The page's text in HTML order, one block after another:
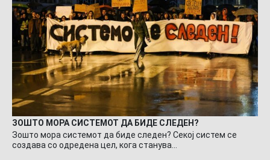
ЗОШТО МОРА СИСТЕМОТ ДА БИДЕ СЛЕДЕН?
Зошто мора системот да биде следен? Секој систем се
создава со одредена цел, кога станува…